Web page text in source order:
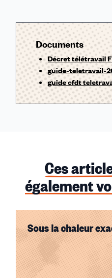
Documents
Décret télétravail
guide-teletravail-
guide cfdt
Ces
également
Sous la chaleur